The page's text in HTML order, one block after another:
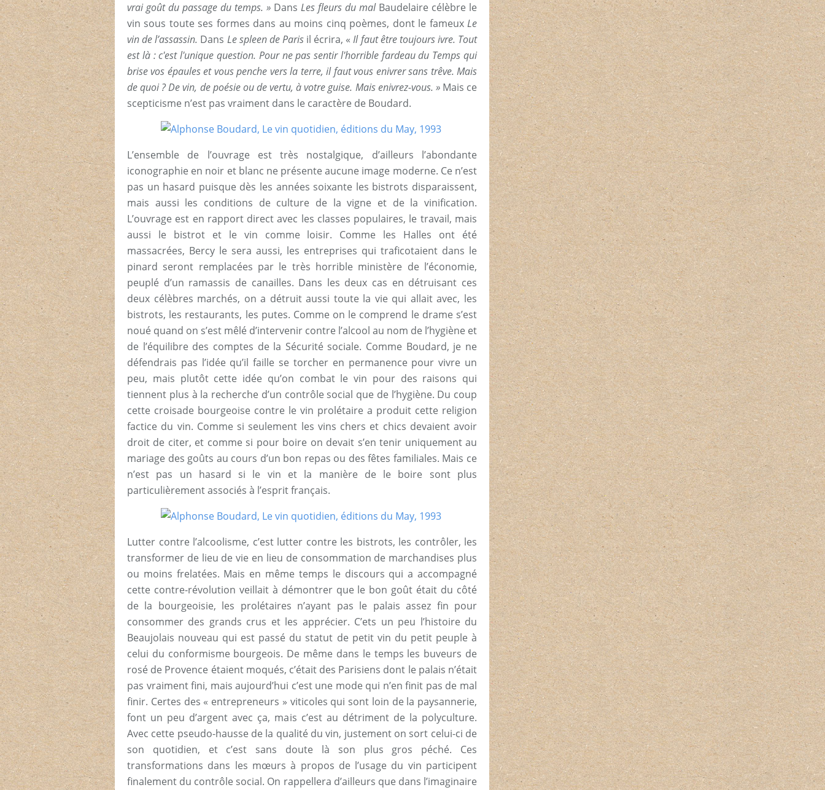
vrai goût du passage du temps. » Dans Les fleurs du mal Baudelaire célèbre le
vin sous toute ses formes dans au moins cinq poèmes, dont le fameux Le
vin de l’assassin. Dans Le spleen de Paris il écrira, «Il faut être toujours ivre. Tout
est là : c'est l'unique question. Pour ne pas sentir l'horrible fardeau du Temps qui
brise vos épaules et vous penche vers la terre, il faut vous enivrer sans trêve. Mais
de quoi ? De vin, de poésie ou de vertu, à votre guise. Mais enivrez-vous. » Mais ce
scepticisme n’est pas vraiment dans le caractère de Boudard.
L’ensemble de l’ouvrage est très nostalgique, d’ailleurs l’abondante
iconographie en noir et blanc ne présente aucune image moderne. Ce n’est
pas un hasard puisque dès les années soixante les bistrots disparaissent,
mais aussi les conditions de culture de la vigne et de la vinification.
L’ouvrage est en rapport direct avec les classes populaires, le travail, mais
aussi le bistrot et le vin comme loisir. Comme les Halles ont été
massacrées, Bercy le sera aussi, les entreprises qui traficotaient dans le
pinard seront remplacées par le très horrible ministère de l’économie,
peuplé d’un ramassis de canailles. Dans les deux cas en détruisant ces
deux célèbres marchés, on a détruit aussi toute la vie qui allait avec, les
bistrots, les restaurants, les putes. Comme on le comprend le drame s’est
noué quand on s’est mêlé d’intervenir contre l’alcool au nom de l’hygiène et
de l’équilibre des comptes de la Sécurité sociale. Comme Boudard, je ne
défendrais pas l’idée qu’il faille se torcher en permanence pour vivre un
peu, mais plutôt cette idée qu’on combat le vin pour des raisons qui
tiennent plus à la recherche d’un contrôle social que de l’hygiène. Du coup
cette croisade bourgeoise contre le vin prolétaire a produit cette religion
factice du vin. Comme si seulement les vins chers et chics devaient avoir
droit de citer, et comme si pour boire on devait s’en tenir uniquement au
mariage des goûts au cours d’un bon repas ou des fêtes familiales. Mais ce
n’est pas un hasard si le vin et la manière de le boire sont plus
particulièrement associés à l’esprit français.
Lutter contre l’alcoolisme, c’est lutter contre les bistrots, les contrôler, les
transformer de lieu de vie en lieu de consommation de marchandises plus
ou moins frelatées. Mais en même temps le discours qui a accompagné
cette contre-révolution veillait à démontrer que le bon goût était du côté
de la bourgeoisie, les prolétaires n’ayant pas le palais assez fin pour
consommer des grands crus et les apprécier. C’ets un peu l’histoire du
Beaujolais nouveau qui est passé du statut de petit vin du petit peuple à
celui du conformisme bourgeois. De même dans le temps les buveurs de
rosé de Provence étaient moqués, c’était des Parisiens dont le palais n’était
pas vraiment fini, mais aujourd’hui c’est une mode qui n’en finit pas de mal
finir. Certes des « entrepreneurs » viticoles qui sont loin de la paysannerie,
font un peu d’argent avec ça, mais c’est au détriment de la polyculture.
Avec cette pseudo-hausse de la qualité du vin, justement on sort celui-ci de
son quotidien, et c’est sans doute là son plus gros péché. Ces
transformations dans les mœurs à propos de l’usage du vin participent
finalement du contrôle social. On rappellera d’ailleurs que dans l’imaginaire